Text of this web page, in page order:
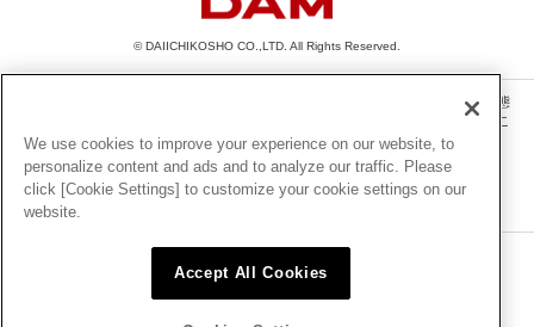
© DAIICHIKOSHO CO.,LTD. All Rights Reserved.
このサイトに掲載されている一切の文章・画像・写真・動画・音声等を、手段や形態
を問わず、著作権法の定める範囲を超えて無断で複製、転載、ファイル化などするこ
とを禁じます。
楽曲及びコンテンツは、機種によりご利用いただけない場合があります。
楽曲及びコンテンツの配信日、配信内容が変更になる場合があります。
楽曲によりMYリスト保存ができない場合があります。
6602250213Y31015 6602250112Y38026 6602250240Y31015
6602250241Y45122
We use cookies to improve your experience on our website, to
personalize content and ads and to analyze our traffic. Please
click [Cookie Settings] to customize your cookie settings on our
website.
Accept All Cookies